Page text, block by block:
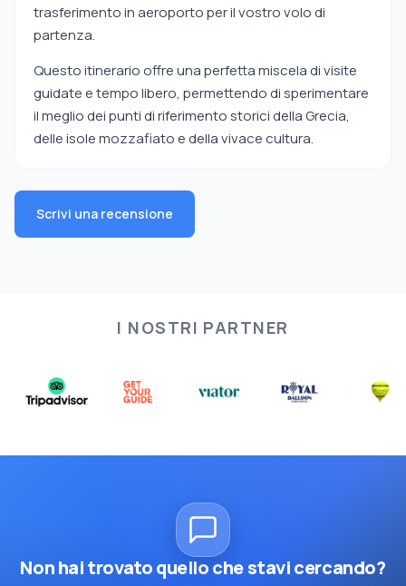
trasferimento in aeroporto per il vostro volo di
partenza.
Questo itinerario offre una perfetta miscela di visite
guidate e tempo libero, permettendo di sperimentare
il meglio dei punti di riferimento storici della Grecia,
delle isole mozzafiato e della vivace cultura.
Scrivi una recensione
I NOSTRI PARTNER
Non hai trovato quello che stavi cercando?